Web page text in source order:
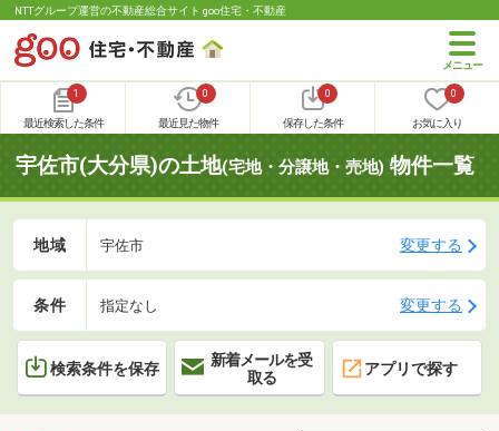
NTTグループ運営の不動産総合サイト goo住宅・不動産
1
最近検索した条件
0
最近見た物件
0
保存した条件
0
お気に入り
宇佐市(大分県)の土地(宅地・分譲地・売地) 物件一覧
地域 宇佐市 変更する
条件 指定なし 変更する
検索条件を保存
新着メールを受
取る
アプリで探す